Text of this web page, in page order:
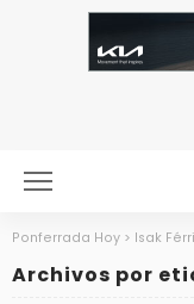
Ponferrada Hoy > Isak
Archivos por